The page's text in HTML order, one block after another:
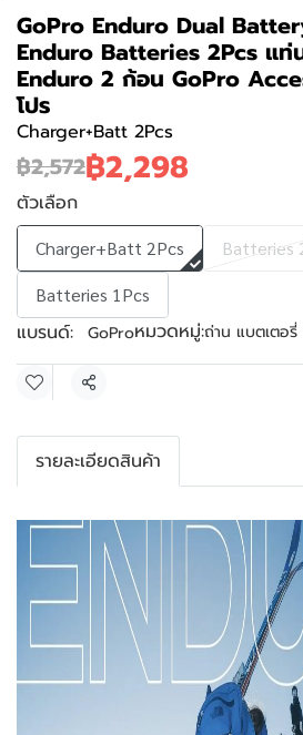
GoPro Enduro Dual
Enduro Batteries 2Pcs แท่
Enduro 2 ก้อน GoPro
โปร
Charger+Batt 2Pcs
฿2,572฿2,298
ตัวเลือก
Charger+Batt 2Pcs
Batteries
Batteries 1Pcs
แบรนด์: GoProหมวดหมู่:ถ่าน แบตเตอ
แชร์
รายละเอียดสินค้า